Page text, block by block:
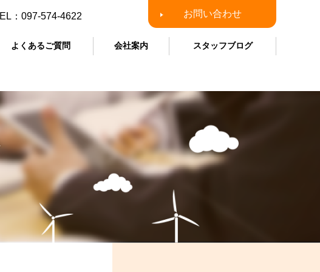
： 097-574-4622 お問い合わせ
よくあるご質問 会社案内 スタッフブログ